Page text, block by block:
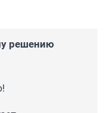
решению